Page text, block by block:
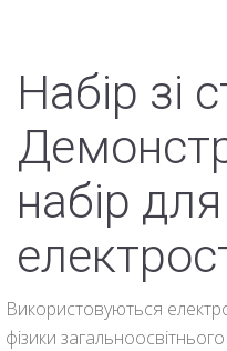
Набір зі
набір
Використовуються
фізики